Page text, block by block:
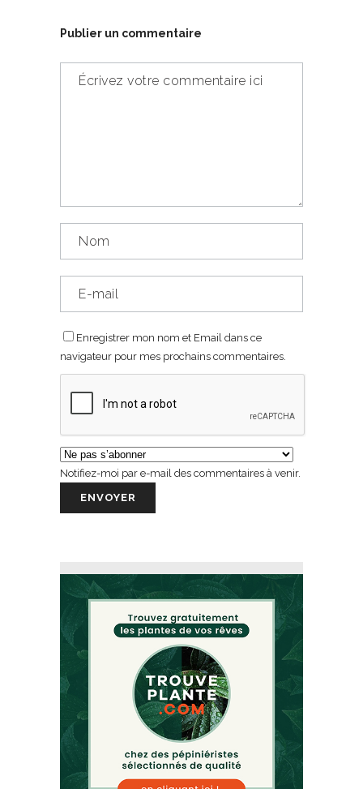
Publier un commentaire
Enregistrer mon nom et Email dans ce
navigateur pour mes prochains commentaires.
Notifiez-moi par e-mail des commentaires à venir.